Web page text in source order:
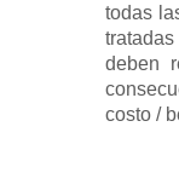
todas
deben
costo /